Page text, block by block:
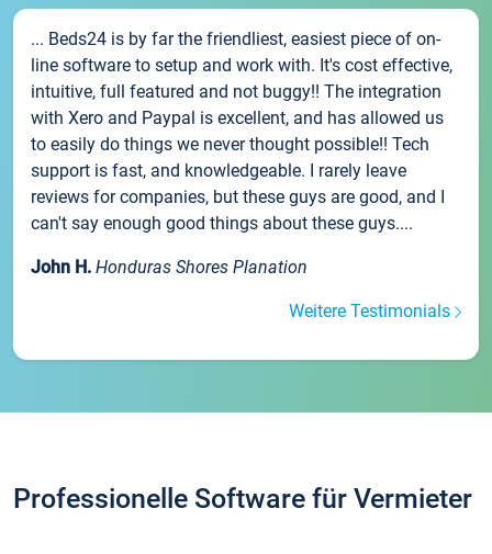
... Beds24 is by far the friendliest, easiest piece of on-
line software to setup and work with. It's cost effective,
intuitive, full featured and not buggy!! The integration
with Xero and Paypal is excellent, and has allowed us
to easily do things we never thought possible!! Tech
support is fast, and knowledgeable. I rarely leave
reviews for companies, but these guys are good, and I
can't say enough good things about these guys....
John H. Honduras Shores Planation
Weitere Testimonials
Professionelle Software für Vermieter